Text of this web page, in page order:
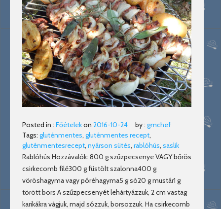
Posted in : Főételekon 2016-10-24 by : gmchef
Tags: gluténmentes, gluténmentes recept,
gluténmentesrecept, nyárson sütés, rablóhús, saslik
Rablóhús Hozzávalók: 800 g szűzpecsenye VAGY bőrös
csirkecomb filé300 g füstölt szalonna400 g
vöröshagyma vagy póréhagyma5 g só20 g mustár1 g
törött bors A szűzpecsenyét lehártyázzuk, 2 cm vastag
karikákra vágjuk, majd sózzuk, borsozzuk. Ha csirkecomb